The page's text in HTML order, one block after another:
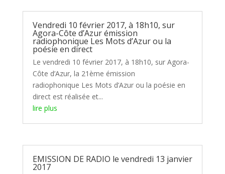
Vendredi 10 février 2017, à 18h10, sur
Agora-Côte d’Azur émission
radiophonique Les Mots d’Azur ou la
poésie en direct
Le vendredi 10 février 2017, à 18h10, sur Agora-
Côte d’Azur, la 21ème émission
radiophonique Les Mots d’Azur ou la poésie en
direct est réalisée et...
lire plus
EMISSION DE RADIO le vendredi 13 janvier
2017